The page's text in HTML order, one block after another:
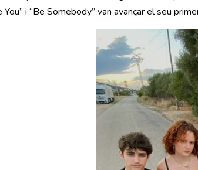
You” i “Be Somebody” van avançar el seu